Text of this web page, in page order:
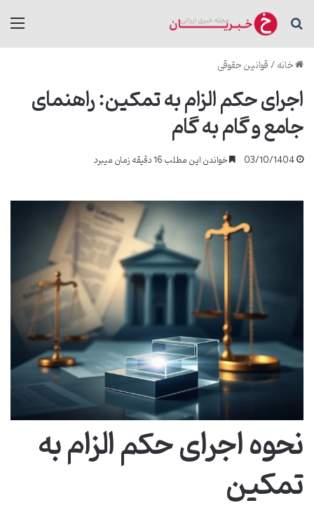
جستجو برای
خانه/قوانین حقوقی
اجرای حکم الزام به تمکین: راهنمای
جامع و گام به گام
03/10/1404 خواندن این مطلب 16 دقیقه زمان میبرد
نحوه اجرای حکم الزام به
تمکین